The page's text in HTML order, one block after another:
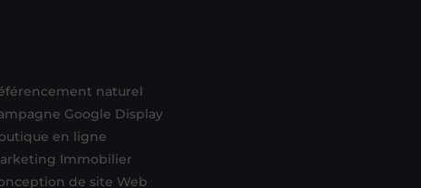
naturel
Google Display
en ligne
Immobilier
de site Web